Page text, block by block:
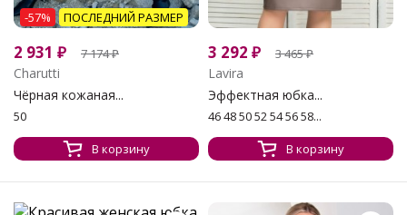
-57% ПОСЛЕДНИЙ РАЗМЕР
2 931 ₽ 7 174₽
Charutti
Чёрная кожаная...
50
В корзину
3 292 ₽ 3 465₽
Lavira
Эффектная юбка...
46 48 50 52 54 56 58...
В корзину